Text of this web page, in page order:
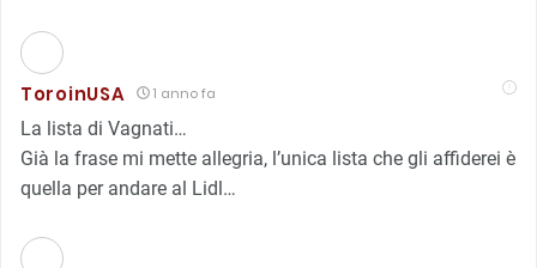
ToroinUSA 1 anno fa
La lista di Vagnati…
Già la frase mi mette allegria, l’unica lista che gli affiderei è
quella per andare al Lidl…